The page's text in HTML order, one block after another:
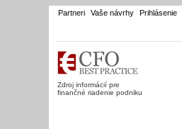
Partneri Vaše návrhy Prihlásenie
Zdroj informácií pre
finančné riadenie podniku